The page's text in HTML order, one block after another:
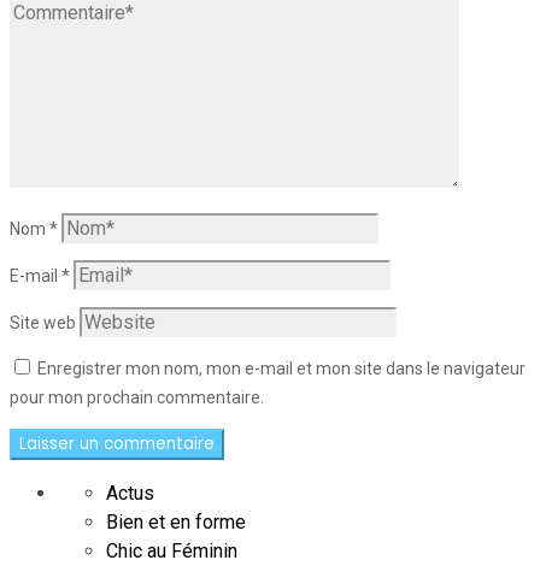
Nom *
E-mail *
Site web
Enregistrer mon nom, mon e-mail et mon site dans le navigateur
pour mon prochain commentaire.
Actus
Bien et en forme
Chic au Féminin